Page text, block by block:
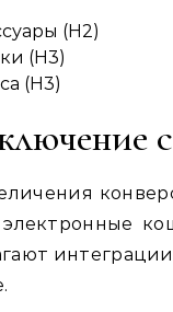
(H2)
(H3)
(H3)